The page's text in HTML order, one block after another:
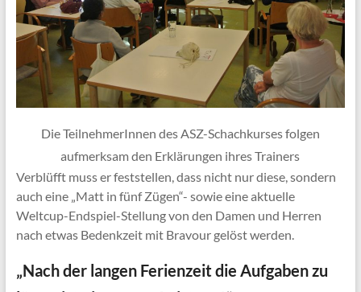
Die TeilnehmerInnen des ASZ-Schachkurses folgen
aufmerksam den Erklärungen ihres Trainers
Verblüfft muss er feststellen, dass nicht nur diese, sondern
auch eine „Matt in fünf Zügen“- sowie eine aktuelle
Weltcup-Endspiel-Stellung von den Damen und Herren
nach etwas Bedenkzeit mit Bravour gelöst werden.
„Nach der langen Ferienzeit die Aufgaben zu